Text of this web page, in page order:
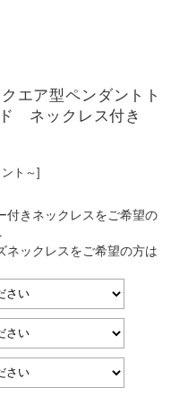
エア型ペンダントト
ネックレス付き
ト～]
付きネックレスをご希望の
ネックレスをご希望の方は